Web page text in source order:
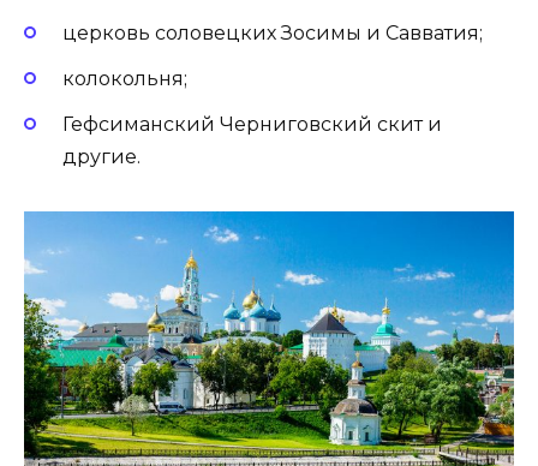
церковь соловецких Зосимы и Савватия;
колокольня;
Гефсиманский Черниговский скит и
другие.